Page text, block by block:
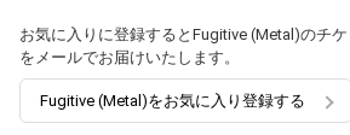
お気に入りに登録するとFugitive (Metal)のチ
をメールでお届けいたします。
Fugitive (Metal)をお気に入り登録する